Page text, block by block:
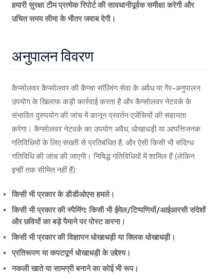
हमारी सुरक्षा टीम प्रत्येक रिपोर्ट की सावधानीपूर्वक समीक्षा करेगी और
उचित समय सीमा के भीतर जवाब देगी।
अनुपालन विवरण
कैप्सोलवर कैप्सोलवर की कैप्चा सॉल्विंग सेवा के अवैध या गैर-अनुपालन
उपयोग के खिलाफ कड़ी कार्रवाई करता है और कैप्सोलवर नेटवर्क के
संभावित दुरुपयोग की जांच में कानून प्रवर्तन एजेंसियों की सहायता
करेगा। कैप्सोलवर नेटवर्क का उपयोग अवैध, धोखाधड़ी या आपत्तिजनक
गतिविधियों के लिए सख्ती से प्रतिबंधित है, और ऐसी किसी भी संदिग्ध
गतिविधि की जांच की जाएगी। निषिद्ध गतिविधियों में शामिल हैं (लेकिन
इन्हीं तक सीमित नहीं हैं):
किसी भी प्रकार के डीडीओएस हमले।
किसी भी प्रकार की स्पैमिंग: किसी भी ईमेल/टिप्पणियों/आईआरसी संदेशों
और छवियों का बड़े पैमाने पर पोस्ट करना।
किसी भी प्रकार की विज्ञापन धोखाधड़ी या क्लिक धोखाधड़ी।
प्रतिरूपण या कपटपूर्ण धोखाधड़ी के उद्देश्य।
नकली खाते या सामग्री बनाने का कोई भी रूप।